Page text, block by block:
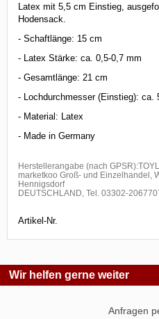
Latex mit 5,5 cm Einstieg,
Hodensack.
- Schaftlänge: 15 cm
- Latex Stärke: ca. 0,5-0,7 mm
- Gesamtlänge: 21 cm
- Lochdurchmesser (Einstieg): ca.
- Material: Latex
- Made in Germany
Herstellerangabe (nach
marketkoo Groß- und Einzelhandel,
Hennigsdorf
DEUTSCHLAND, Tel. 03302-
Artikel-Nr.
Wir helfen gerne weiter
Anfragen